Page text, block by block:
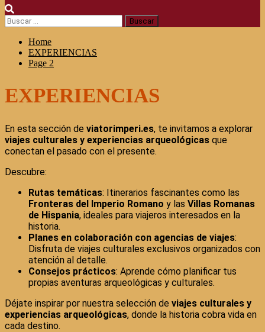
Buscar:
Home
EXPERIENCIAS
Page 2
EXPERIENCIAS
En esta sección de viatorimperi.es, te invitamos a explorar
viajes culturales y experiencias arqueológicas que
conectan el pasado con el presente.
Descubre:
Rutas temáticas: Itinerarios fascinantes como las
Fronteras del Imperio Romano y las Villas Romanas
de Hispania, ideales para viajeros interesados en la
historia.
Planes en colaboración con agencias de viajes:
Disfruta de viajes culturales exclusivos organizados con
atención al detalle.
Consejos prácticos: Aprende cómo planificar tus
propias aventuras arqueológicas y culturales.
Déjate inspirar por nuestra selección de viajes culturales y
experiencias arqueológicas, donde la historia cobra vida en
cada destino.